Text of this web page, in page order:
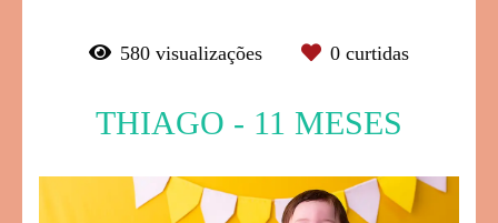
580 visualizações 0 curtidas
THIAGO - 11 MESES